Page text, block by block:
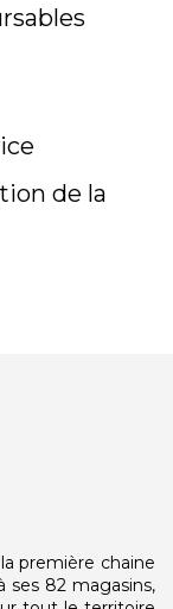
de la
première chaine
ses 82 magasins,